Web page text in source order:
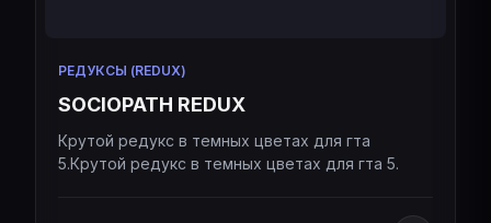
РЕДУКСЫ (REDUX)
SOCIOPATH REDUX
Крутой редукс в темных цветах для гта
5.Крутой редукс в темных цветах для гта 5.